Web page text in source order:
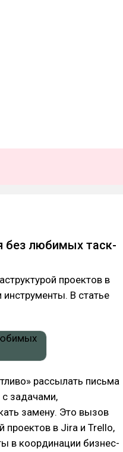
без любимых таск-
проектов в
инструменты. В статье
рассылать письма
с задачами,
замену. Это вызов
проектов в Jira и Trello,
в координации бизнес-